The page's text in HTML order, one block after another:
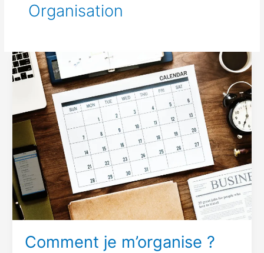
Organisation
Comment je m’organise ?